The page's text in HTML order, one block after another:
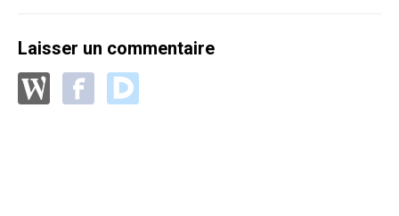
Laisser un commentaire